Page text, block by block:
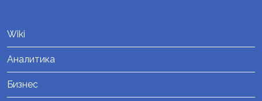
Wiki
Аналитика
Бизнес